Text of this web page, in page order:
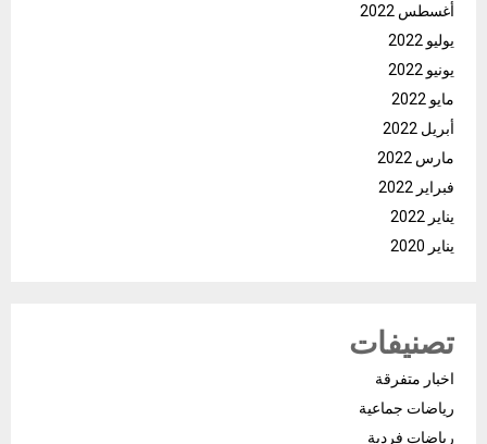
أغسطس 2022
يوليو 2022
يونيو 2022
مايو 2022
أبريل 2022
مارس 2022
فبراير 2022
يناير 2022
يناير 2020
تصنيفات
اخبار متفرقة
رياضات جماعية
رياضات فردية